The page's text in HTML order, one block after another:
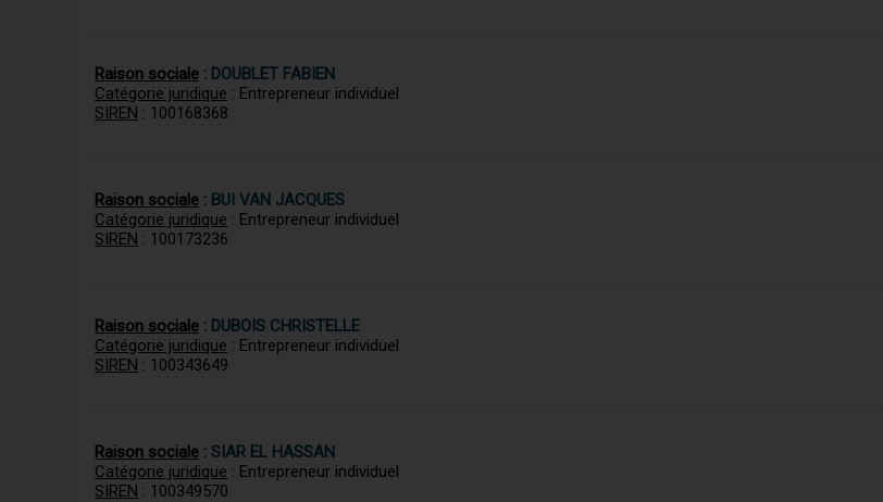
Raison sociale : DOUBLET FABIEN
Catégorie juridique : Entrepreneur individuel
SIREN : 100168368
Raison sociale : BUI VAN JACQUES
Catégorie juridique : Entrepreneur individuel
SIREN : 100173236
Raison sociale : DUBOIS CHRISTELLE
Catégorie juridique : Entrepreneur individuel
SIREN : 100343649
Raison sociale :SIAR EL HASSAN
Catégorie juridique : Entrepreneur individuel
SIREN : 100349570